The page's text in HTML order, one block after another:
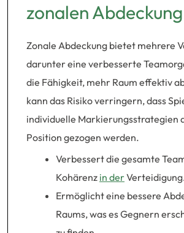
zonalen Abdeckung
Zonale Abdeckung bietet mehrere
darunter eine verbesserte
die Fähigkeit, mehr Raum effektiv
kann das Risiko verringern, dass
individuelle Markierungsstrategien
Position gezogen werden.
Verbessert die gesamte
Kohärenz in der
Ermöglicht eine bessere
Raums, was es Gegnern